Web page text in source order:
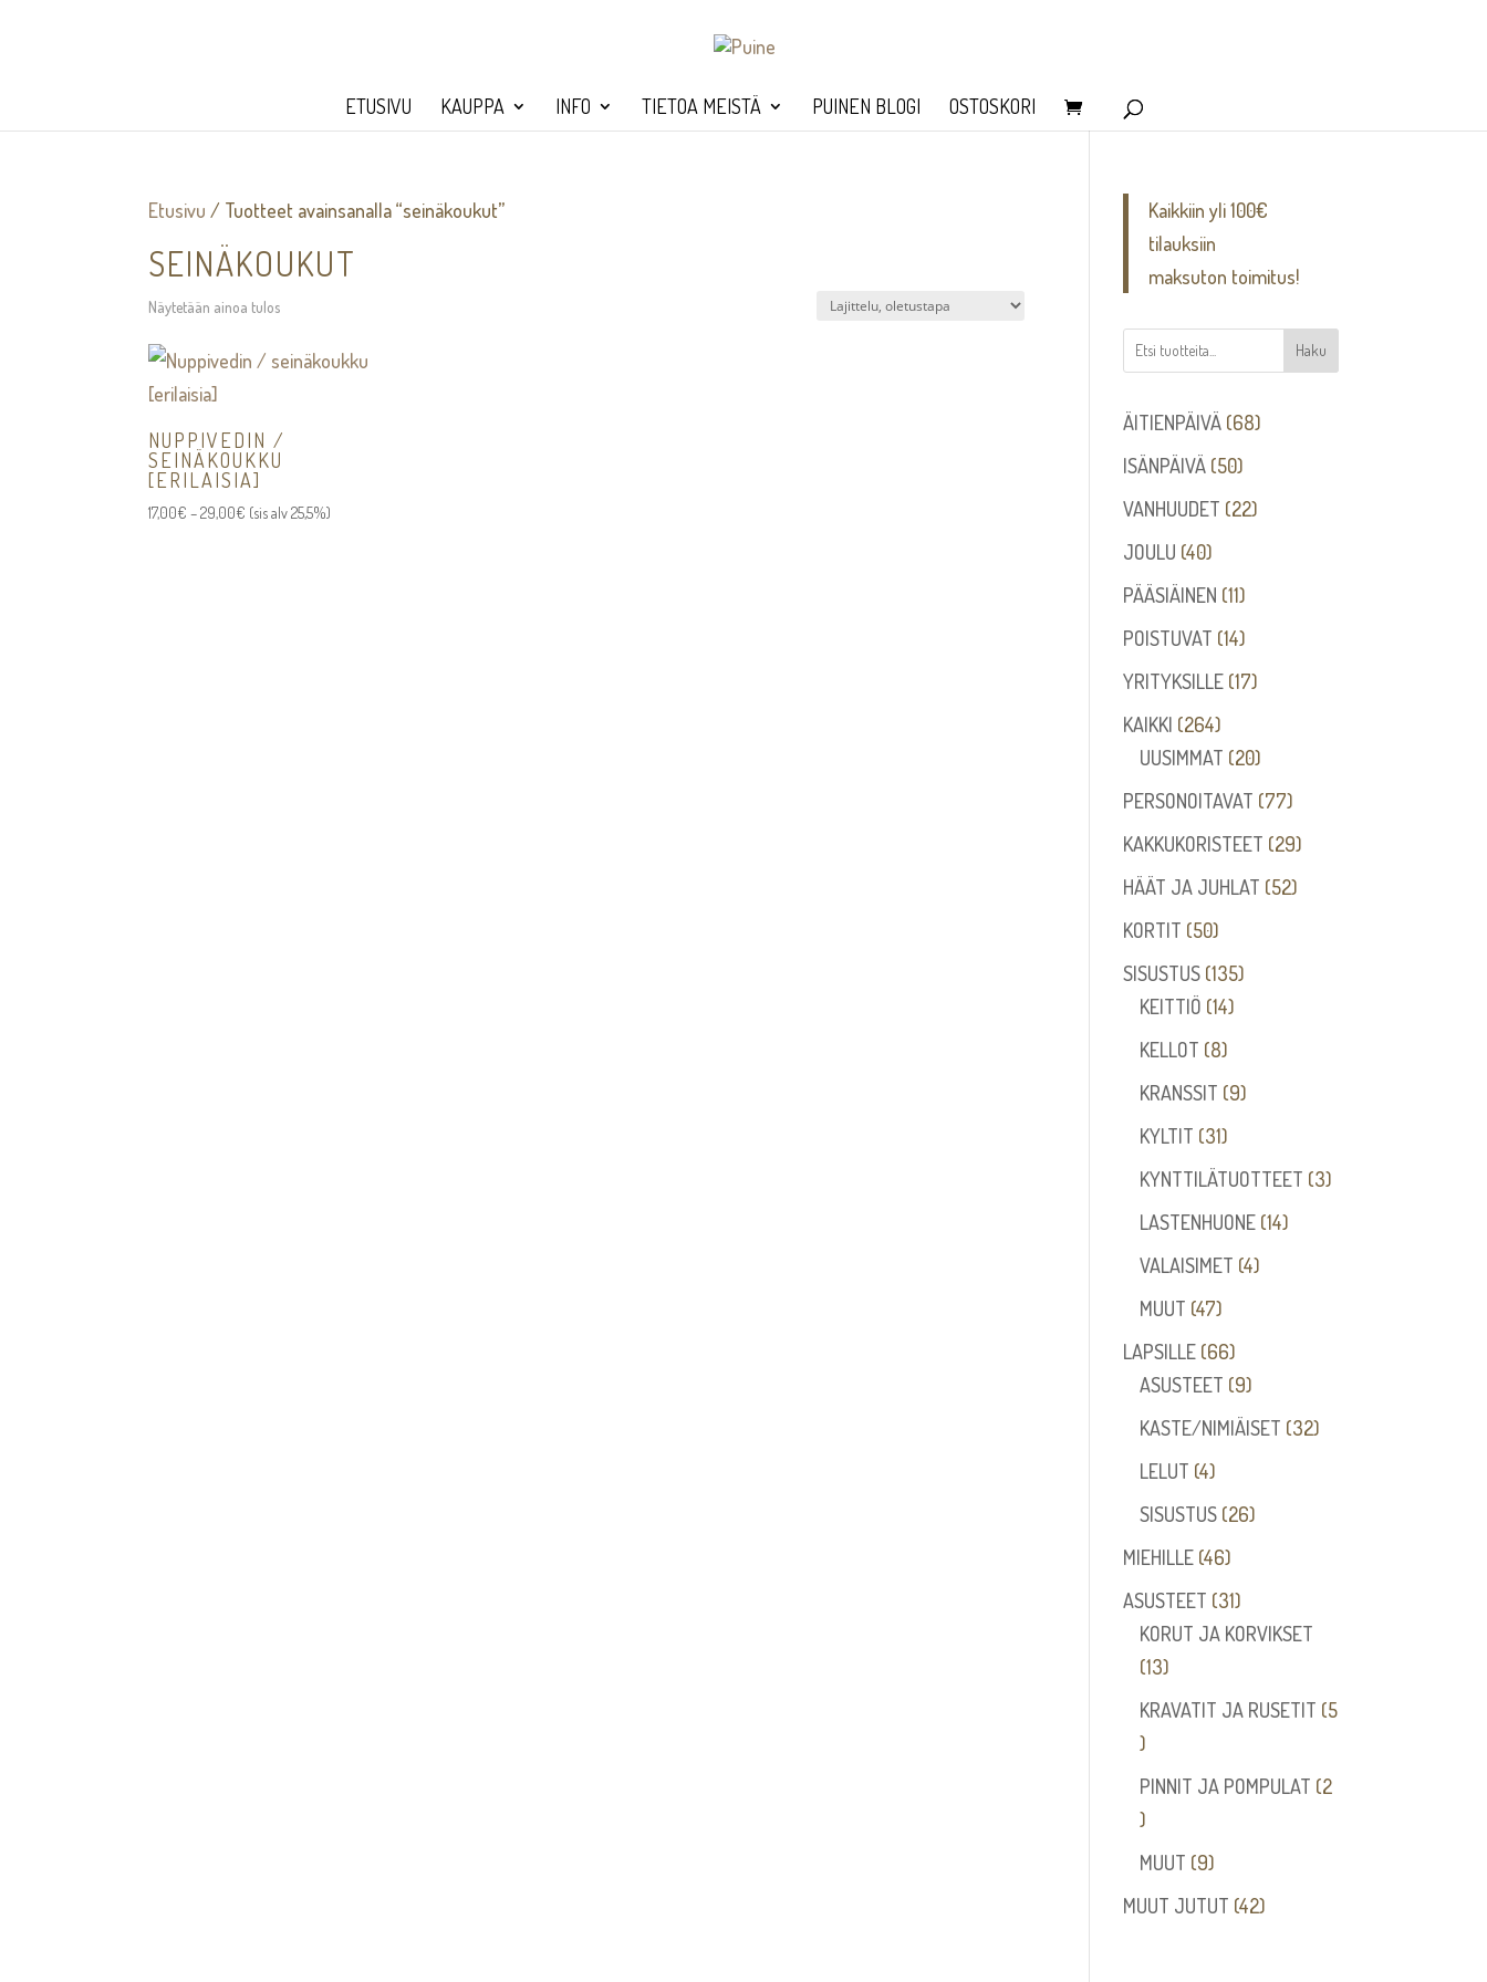
ETUSIVU KAUPPA INFO TIETOA MEISTÄ PUINEN BLOGI OSTOSKORI
Etusivu / Tuotteet avainsanalla “seinäkoukut”
SEINÄKOUKUT
Näytetään ainoa tulos
NUPPIVEDIN /
SEINÄKOUKKU
[ERILAISIA]
17,00€ – 29,00€ Hintaluokka:
(sis alv 25,5%)
Kaikkiin yli 100€
tilauksiin
maksuton toimitus!
Haku
ÄITIENPÄIVÄ 6868
ISÄNPÄIVÄ 5050
tuotetta
VANHUUDET 2222
JOULU 4040
tuotetta
PÄÄSIÄINEN 1111
tuotetta
POISTUVAT 1414
tuotetta
YRITYKSILLE 1717
KAIKKI 264264
tuotetta
UUSIMMAT 2020
tuotetta
PERSONOITAVAT 7777
tuotetta
KAKKUKORISTEET 2929
tuotetta
HÄÄT JA JUHLAT 5252
KORTIT 5050
tuotetta
SISUSTUS 135135
KEITTIÖ 1414
KELLOT 88
tuotetta
KRANSSIT 99
KYLTIT 3131
tuotetta
KYNTTILÄTUOTTEET 33
LASTENHUONE 1414
VALAISIMET 44
MUUT 4747
tuotetta
LAPSILLE 6666
tuotetta
ASUSTEET 99
tuotetta
KASTE/NIMIÄISET 3232
LELUT 44
tuotetta
SISUSTUS 2626
MIEHILLE 4646
tuotetta
ASUSTEET 3131
tuotetta
KORUT JA KORVIKSET
1313
tuotetta
KRAVATIT JA RUSETIT 5
5
tuotetta
PINNIT JA POMPULAT 2
2
tuotetta
MUUT 99
tuotetta
MUUT JUTUT 4242